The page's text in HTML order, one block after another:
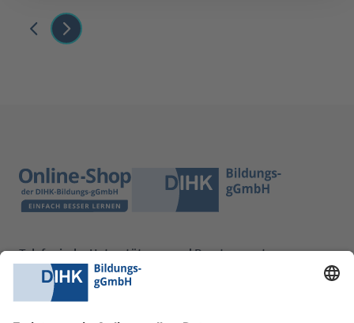
Telefonische Unterstützung und Beratung unter:
0228 6205 205